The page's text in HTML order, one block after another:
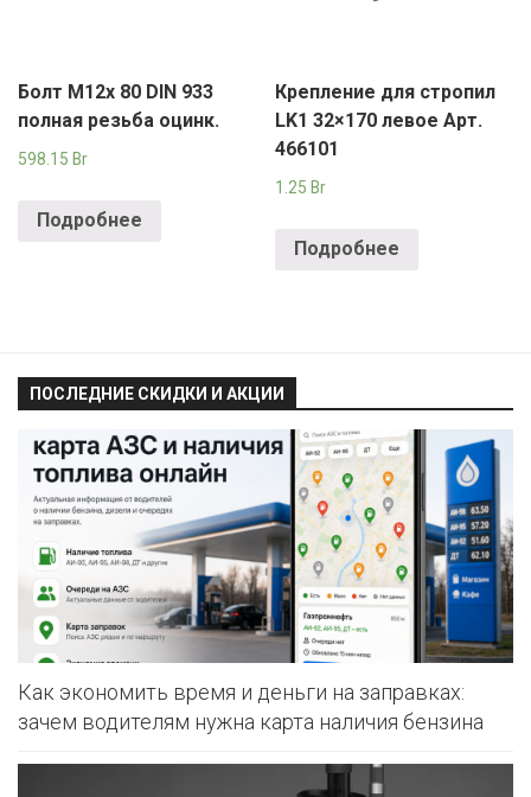
Болт М12х 80 DIN 933
полная резьба оцинк.
598.15 Br
Подробнее
Крепление для стропил
LK1 32×170 левое Арт.
466101
1.25 Br
Подробнее
ПОСЛЕДНИЕ СКИДКИ И АКЦИИ
Как экономить время и деньги на заправках:
зачем водителям нужна карта наличия бензина